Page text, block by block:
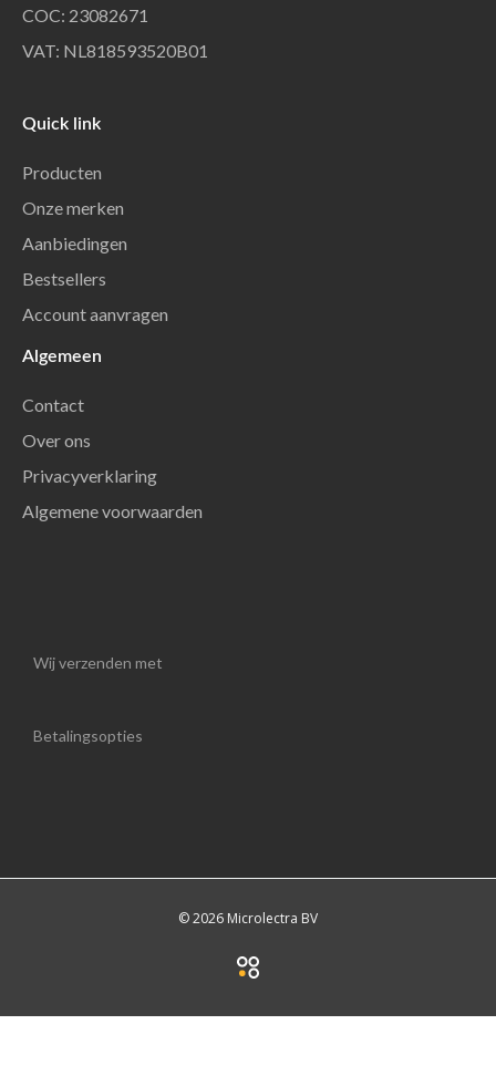
COC: 23082671
VAT: NL818593520B01
Quick link
Producten
Onze merken
Aanbiedingen
Bestsellers
Account aanvragen
Algemeen
Contact
Over ons
Privacyverklaring
Algemene voorwaarden
Wij verzenden met
Betalingsopties
© 2026 Microlectra BV